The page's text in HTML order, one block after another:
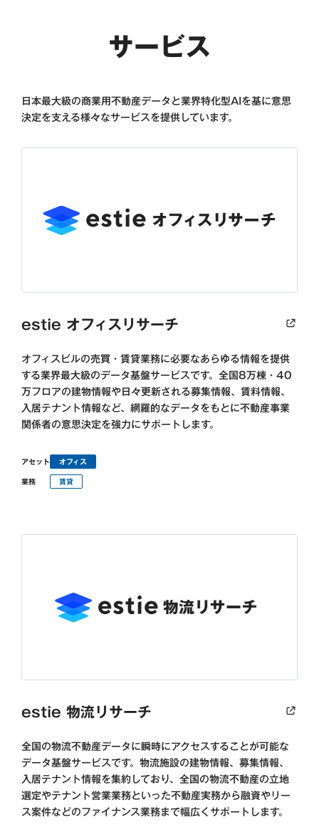
サービス
日本最大級の商業用不動産データと業界特化型AIを基に意思
決定を支える様々なサービスを提供しています。
estie オフィスリサーチ
オフィスビルの売買・賃貸業務に必要なあらゆる情報を提供
する業界最大級のデータ基盤サービスです。全国8万棟・40
万フロアの建物情報や日々更新される募集情報、賃料情報、
入居テナント情報など、網羅的なデータをもとに不動産事業
関係者の意思決定を強力にサポートします。
アセット オフィス
業務 賃貸
estie 物流リサーチ
全国の物流不動産データに瞬時にアクセスすることが可能な
データ基盤サービスです。物流施設の建物情報、募集情報、
入居テナント情報を集約しており、全国の物流不動産の立地
選定やテナント営業業務といった不動産実務から融資やリー
ス案件などのファイナンス業務まで幅広くサポートします。